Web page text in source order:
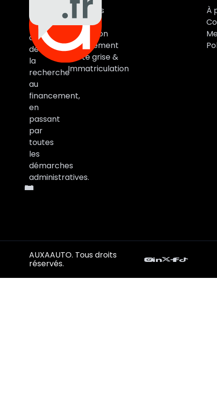
Auto
vous
accompagne
de
la
recherche
au
financement,
en
passant
par
toutes
les
démarches
administratives.
Véhicules
Marques
Estimation
Financement
Carte grise &
Immatriculation
À
AUXAAUTO. Tous droits
réservés.